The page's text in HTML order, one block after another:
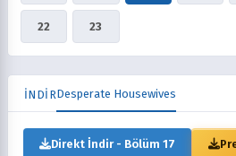
22 23
İNDİRDesperate Housewives
Direkt İndir - Bölüm 17